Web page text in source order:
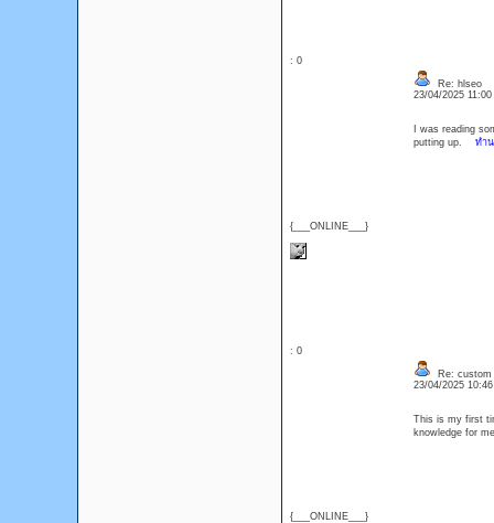
: 0
{___ONLINE___}
Re: hlseo
23/04/2025
I was reading
putting up. ทำ
: 0
{___ONLINE___}
Re:
23/04/2025
This is my first
knowledge for